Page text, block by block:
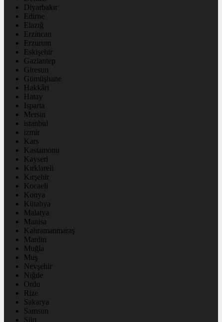
Diyarbakır
Edirne
Elazığ
Erzincan
Erzurum
Eskişehir
Gaziantep
Giresun
Gümüşhane
Hakkâri
Hatay
Isparta
Mersin
istanbul
izmir
Kars
Kastamonu
Kayseri
Kırklareli
Kırşehir
Kocaeli
Konya
Kütahya
Malatya
Manisa
Kahramanmaraş
Mardin
Muğla
Muş
Nevşehir
Niğde
Ordu
Rize
Sakarya
Samsun
Siirt